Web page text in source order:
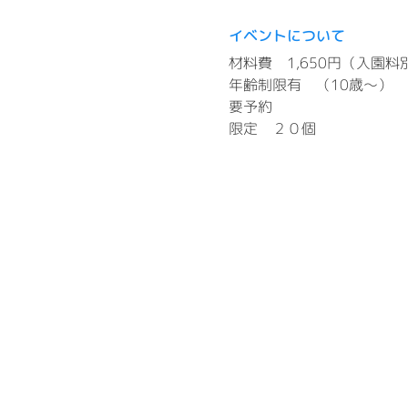
イベントについて
材料費　1,650円（入園料
年齢制限有　（10歳～）
要予約
限定　２０個